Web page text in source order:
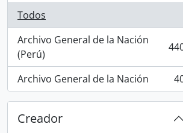
Todos
Archivo General de la Nación
(Perú)
, 440 resultados
Archivo General de la Nación
, 40 resultados
Creador